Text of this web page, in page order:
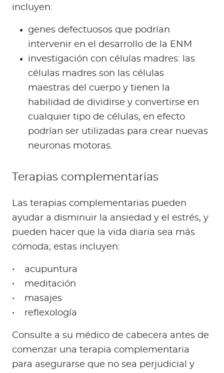
incluyen:
genes defectuosos que podrían
intervenir en el desarrollo de la ENM
investigación con células madres: las
células madres son las células
maestras del cuerpo y tienen la
habilidad de dividirse y convertirse en
cualquier tipo de células, en efecto
podrían ser utilizadas para crear nuevas
neuronas motoras.
Terapias complementarias
Las terapias complementarias pueden
ayudar a disminuir la ansiedad y el estrés, y
pueden hacer que la vida diaria sea más
cómoda; estas incluyen:
• acupuntura
• meditación
• masajes
• reflexología
Consulte a su médico de cabecera antes de
comenzar una terapia complementaria
para asegurarse que no sea perjudicial y